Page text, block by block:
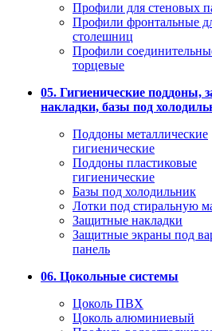
Профили для стеновых
Профили фронтальные
столешниц
Профили
торцевые
05. Гигиенические поддоны,
накладки, базы под
Поддоны металлические
гигиенические
Поддоны пластиковые
гигиенические
Базы под холодильник
Лотки под стиральную
Защитные накладки
Защитные экраны под
панель
06. Цокольные системы
Цоколь ПВХ
Цоколь алюминиевый